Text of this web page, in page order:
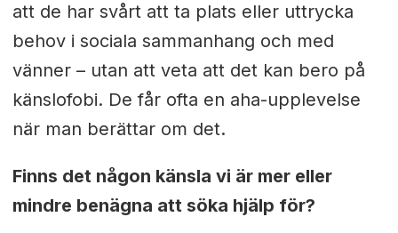
att de har svårt att ta plats eller uttrycka
behov i sociala sammanhang och med
vänner – utan att veta att det kan bero på
känslofobi. De får ofta en aha-upplevelse
när man berättar om det.
Finns det någon känsla vi är mer eller
mindre benägna att söka hjälp för?